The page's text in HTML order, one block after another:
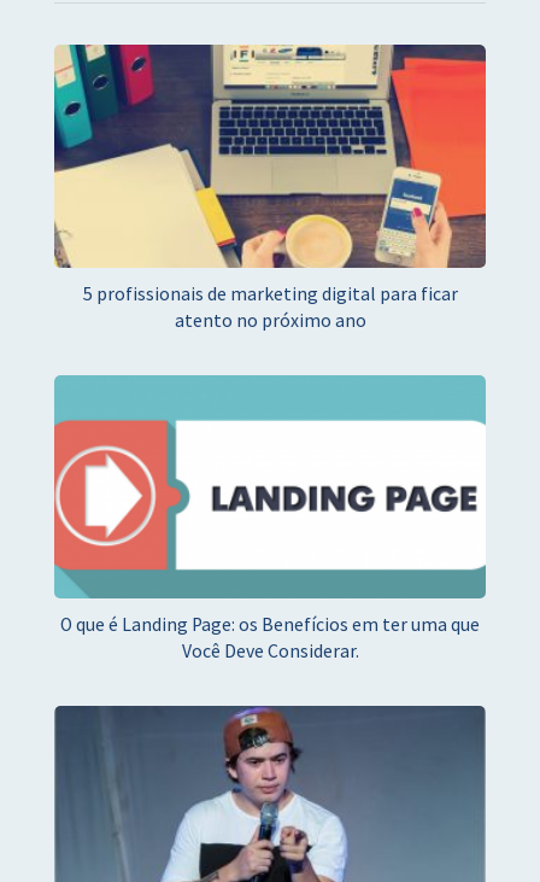
5 profissionais de marketing digital para ficar
atento no próximo ano
O que é Landing Page: os Benefícios em ter uma que
Você Deve Considerar.